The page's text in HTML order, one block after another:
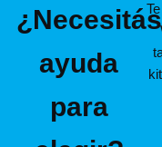
¿Necesitás
ayuda
para